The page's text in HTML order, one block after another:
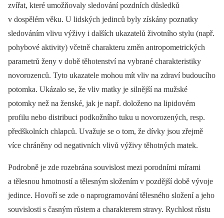
zvířat, které umožňovaly sledování pozdních důsledků
v dospělém věku. U lidských jedinců byly získány poznatky
sledováním vlivu výživy i dalších ukazatelů životního stylu (např.
pohybové aktivity) včetně charakteru změn antropometrických
parametrů ženy v době těhotenství na vybrané charakteristiky
novorozenců. Tyto ukazatele mohou mít vliv na zdraví budoucího
potomka. Ukázalo se, že vliv matky je silnější na mužské
potomky než na ženské, jak je např. doloženo na lipidovém
profilu nebo distribuci podkožního tuku u novorozených, resp.
předškolních chlapců. Uvažuje se o tom, že dívky jsou zřejmě
více chráněny od negativních vlivů výživy těhotných matek.
Podrobně je zde rozebrána souvislost mezi porodními mírami
a tělesnou hmotností a tělesným složením v pozdější době vývoje
jedince. Hovoří se zde o naprogramování tělesného složení a jeho
souvislosti s časným růstem a charakterem stravy. Rychlost růstu